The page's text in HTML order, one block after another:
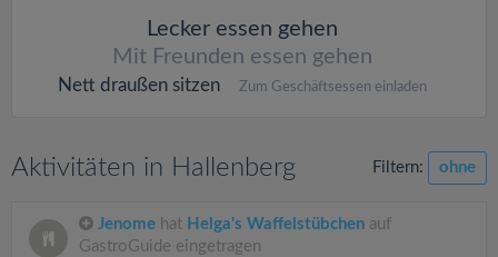
Lecker essen gehen
Mit Freunden essen gehen
Nett draußen sitzen Zum Geschäftsessen einladen
Aktivitäten in Hallenberg Filtern: ohne
Jenome hat Helga's Waffelstübchen auf
GastroGuide eingetragen